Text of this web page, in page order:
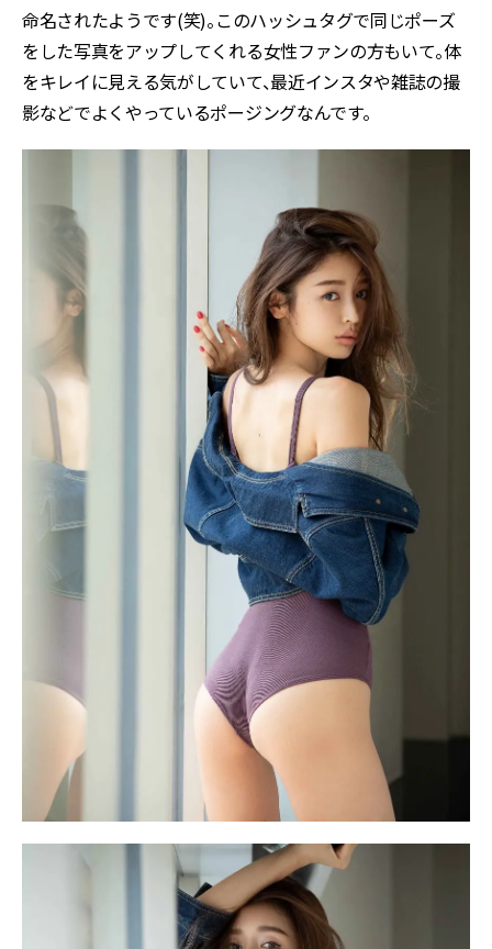
命名されたようです(笑)。このハッシュタグで同じポーズ
をした写真をアップしてくれる女性ファンの方もいて。体
をキレイに見える気がしていて、最近インスタや雑誌の撮
影などでよくやっているポージングなんです。